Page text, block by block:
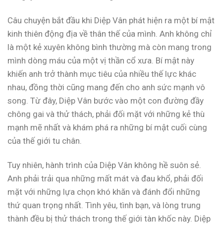
Câu chuyện bắt đầu khi Diệp Vân phát hiện ra một bí mật
kinh thiên động địa về thân thế của mình. Anh không chỉ
là một kẻ xuyên không bình thường mà còn mang trong
mình dòng máu của một vị thần cổ xưa. Bí mật này
khiến anh trở thành mục tiêu của nhiều thế lực khác
nhau, đồng thời cũng mang đến cho anh sức mạnh vô
song. Từ đây, Diệp Vân bước vào một con đường đầy
chông gai và thử thách, phải đối mặt với những kẻ thù
mạnh mẽ nhất và khám phá ra những bí mật cuối cùng
của thế giới tu chân.
Tuy nhiên, hành trình của Diệp Vân không hề suôn sẻ.
Anh phải trải qua những mất mát và đau khổ, phải đối
mặt với những lựa chọn khó khăn và đánh đổi những
thứ quan trọng nhất. Tình yêu, tình bạn, và lòng trung
thành đều bị thử thách trong thế giới tàn khốc này. Diệp